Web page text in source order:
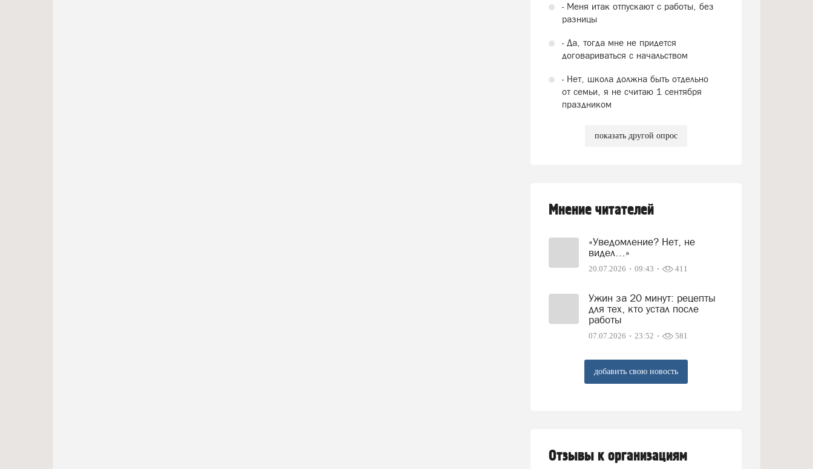
- Меня итак отпускают с работы, без
разницы
- Да, тогда мне не придется
договариваться с начальством
- Нет, школа должна быть отдельно
от семьи, я не считаю 1 сентября
праздником
показать другой опрос
Мнение читателей
«Уведомление? Нет, не
видел…»
20.07.2026 09:43 411
Ужин за 20 минут: рецепты
для тех, кто устал после
работы
07.07.2026 23:52 581
добавить свою новость
Отзывы к организациям